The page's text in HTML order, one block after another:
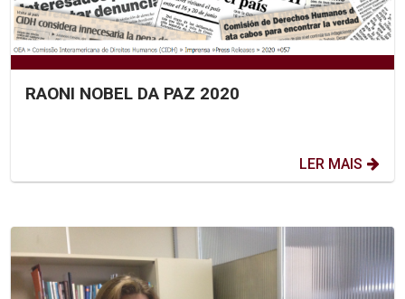
RAONI NOBEL DA PAZ 2020
LER MAIS